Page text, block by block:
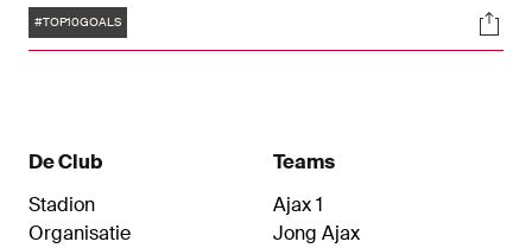
actief geweest in de Afrika Cup. Hoog tijd om te
kijken naar de mooiste doelpunten van Afrikanen
Tags
#TOP10GOALS
De Club
Stadion
Organisatie
Teams
Ajax 1
Jong Ajax